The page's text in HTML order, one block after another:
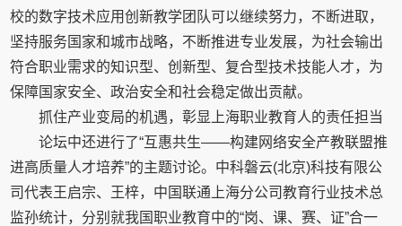
校的数字技术应用创新教学团队可以继续努力，不断进取，
坚持服务国家和城市战略，不断推进专业发展，为社会输出
符合职业需求的知识型、创新型、复合型技术技能人才，为
保障国家安全、政治安全和社会稳定做出贡献。
抓住产业变局的机遇，彰显上海职业教育人的责任担当
论坛中还进行了“互惠共生——构建网络安全产教联盟推
进高质量人才培养”的主题讨论。中科磐云(北京)科技有限公
司代表王启宗、王梓，中国联通上海分公司教育行业技术总
监孙统计，分别就我国职业教育中的“岗、课、赛、证”合一